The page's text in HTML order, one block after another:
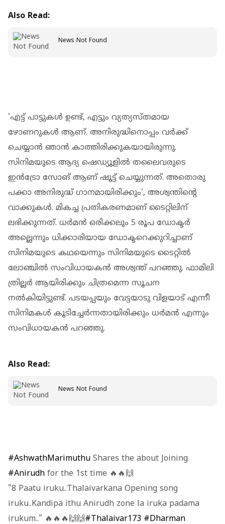
Also Read:
News Not Found
'എട്ട് പാട്ടുകൾ ഉണ്ട്, എട്ടും വ്യത്യസ്തമായ
ഴോണറുകൾ ആണ്. അനിരുദ്ധിനൊപ്പം വർക്ക്
ചെയ്യാൻ ഞാൻ കാത്തിരിക്കുകയായിരുന്നു.
സിനിമയുടെ ആദ്യ ഷെഡ്യൂളിൽ തലൈവരുടെ
ഇൻട്രോ സോങ് ആണ് ഷൂട്ട് ചെയ്യുന്നത്. അതൊരു
പക്കാ അനിരുദ്ധ് ഗാനമായിരിക്കും', അശ്വന്തിന്റെ
വാക്കുകൾ. മികച്ച പ്രതികരണമാണ് ടൈറ്റിലിന്
ലഭിക്കുന്നത്. ധർമൻ ഒരിക്കലും 5 രൂപ ഡോക്ടർ
അല്ലെന്നും ധിക്കാരിയായ ഡോക്ടറെക്കുറിച്ചാണ്
സിനിമയുടെ കഥയെന്നും സിനിമയുടെ ടൈറ്റിൽ
ലോഞ്ചിൽ സംവിധായകൻ അശ്വന്ത് പറഞ്ഞു. ഫാമിലി
ത്രില്ലർ ആയിരിക്കും ചിത്രമെന്ന സൂചന
നൽകിയിട്ടുണ്ട്. പടയപ്പയും വേട്ടയാടു വിളയാട് എന്നീ
സിനിമകൾ കൂടിച്ചേർന്നതായിരിക്കും ധർമൻ എന്നും
സംവിധായകൻ പറഞ്ഞു.
Also Read:
News Not Found
#AshwathMarimuthu Shares the about Joining
#Anirudh for the 1st time 🔥🔥🙌
"8 Paatu iruku..Thalaivarkana Opening song
iruku..Kandipa ithu Anirudh zone la iruka padama
irukum.." 🔥🔥🔥🙌🙌 #Thalaivar173 #Dharman